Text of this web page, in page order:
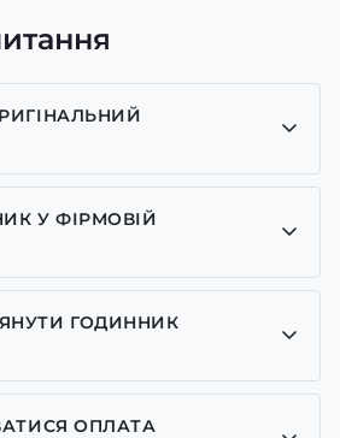
у нас лише оригінальні, ми є
брендів.
У ФІРМОВІЙ
Casio, Pagani Design,
додаємо фірмові
надписом. Для бренду
класична модель чи
моделі відправляємо надійно
ГОДИННИК
огляд годинників на пошті.
ОПЛАТА